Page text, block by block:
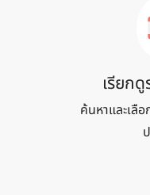
เรียกดู
ค้นหาและเลื